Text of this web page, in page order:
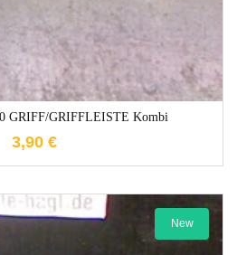
GRIFF/GRIFFLEISTE Kombi
3,90 €
New